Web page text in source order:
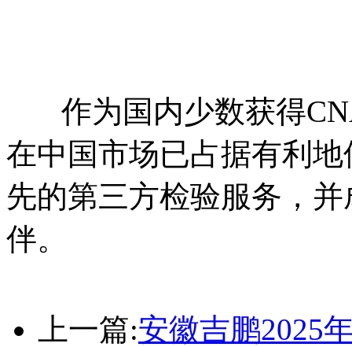
作为国内少数获得
在中国市场已占据有利
先的第三方检验服务，
伴。
上一篇:安徽吉鹏2025